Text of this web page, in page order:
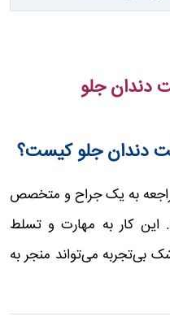
دندان جلو
دندان جلو کیست؟
به یک جراح و متخصص
این کار به مهارت و تسلط
بی‌تجربه می‌تواند منجر به